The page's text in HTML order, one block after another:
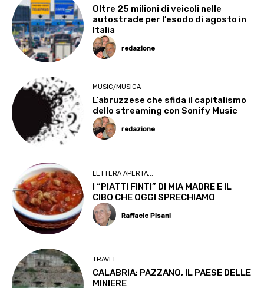
Oltre 25 milioni di veicoli nelle
autostrade per l’esodo di agosto in
Italia
redazione
MUSIC/MUSICA
L’abruzzese che sfida il capitalismo
dello streaming con Sonify Music
redazione
LETTERA APERTA...
I “PIATTI FINTI” DI MIA MADRE E IL
CIBO CHE OGGI SPRECHIAMO
Raffaele Pisani
TRAVEL
CALABRIA: PAZZANO, IL PAESE DELLE
MINIERE